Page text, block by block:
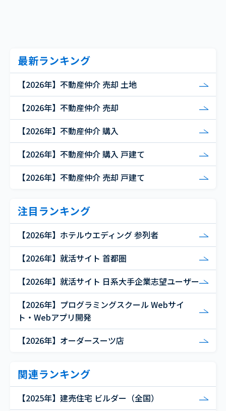
最新ランキング
【2026年】不動産仲介 売却 土地
【2026年】不動産仲介 売却
【2026年】不動産仲介 購入
【2026年】不動産仲介 購入 戸建て
【2026年】不動産仲介 売却 戸建て
注目ランキング
【2026年】ホテルウエディング 参列者
【2026年】就活サイト 首都圏
【2026年】就活サイト 日系大手企業志望ユーザー
【2026年】プログラミングスクール Webサイ
ト・Webアプリ開発
【2026年】オーダースーツ店
関連ランキング
【2025年】建売住宅 ビルダー（全国）